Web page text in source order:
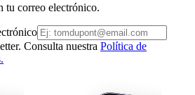
tu correo electrónico.
Consulta nuestra Política de